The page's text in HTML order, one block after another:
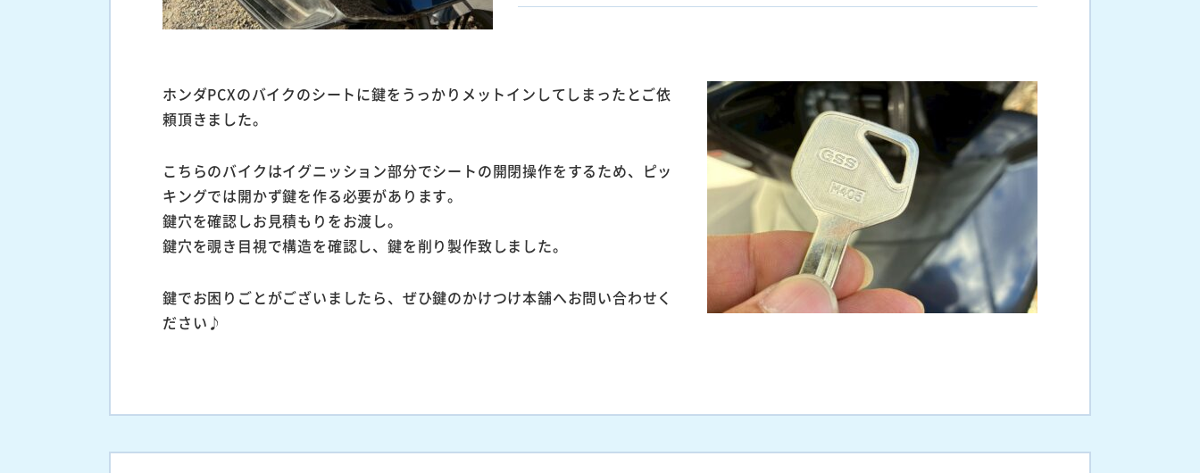
ホンダPCXのバイクのシートに鍵をうっかりメットインしてしまったとご依
頼頂きました。
こちらのバイクはイグニッション部分でシートの開閉操作をするため、ピッ
キングでは開かず鍵を作る必要があります。
鍵穴を確認しお見積もりをお渡し。
鍵穴を覗き目視で構造を確認し、鍵を削り製作致しました。
鍵でお困りごとがございましたら、ぜひ鍵のかけつけ本舗へお問い合わせく
ださい♪